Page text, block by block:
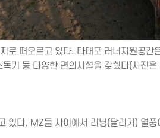
로 떠오르고 있다. 다대포 러너지원공
기 등 다양한 편의시설을 갖췄다(사진
있다. MZ들 사이에서 러닝(달리기) 열